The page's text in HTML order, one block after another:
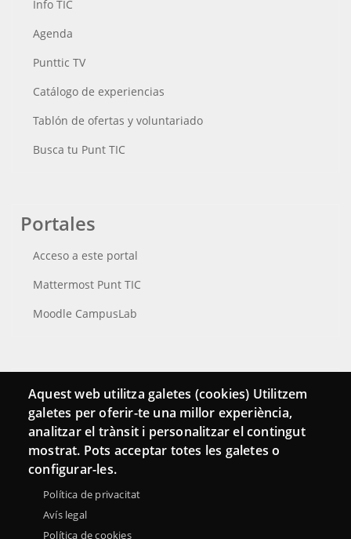
Info TIC
Agenda
Punttic TV
Catálogo de experiencias
Tablón de ofertas y voluntariado
Busca tu Punt TIC
Portales
Acceso a este portal
Mattermost Punt TIC
Moodle CampusLab
Conecta
Contacto
Hemeroteca
Aquest web utilitza galetes (cookies) Utilitzem
galetes per oferir-te una millor experiència,
analitzar el trànsit i personalitzar el contingut
mostrat. Pots acceptar totes les galetes o
configurar-les.
Política de privacitat
Avís legal
Política de cookies